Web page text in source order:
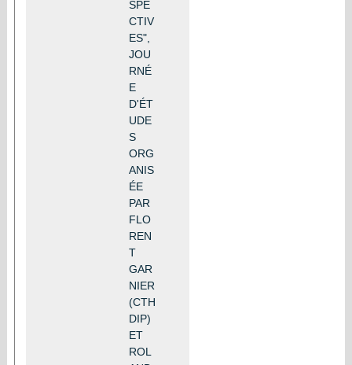
SPE
CTIV
ES",
JOU
RNÉ
E
D'ÉT
UDE
S
ORG
ANIS
ÉE
PAR
FLO
REN
T
GAR
NIER
(CTH
DIP)
ET
ROL